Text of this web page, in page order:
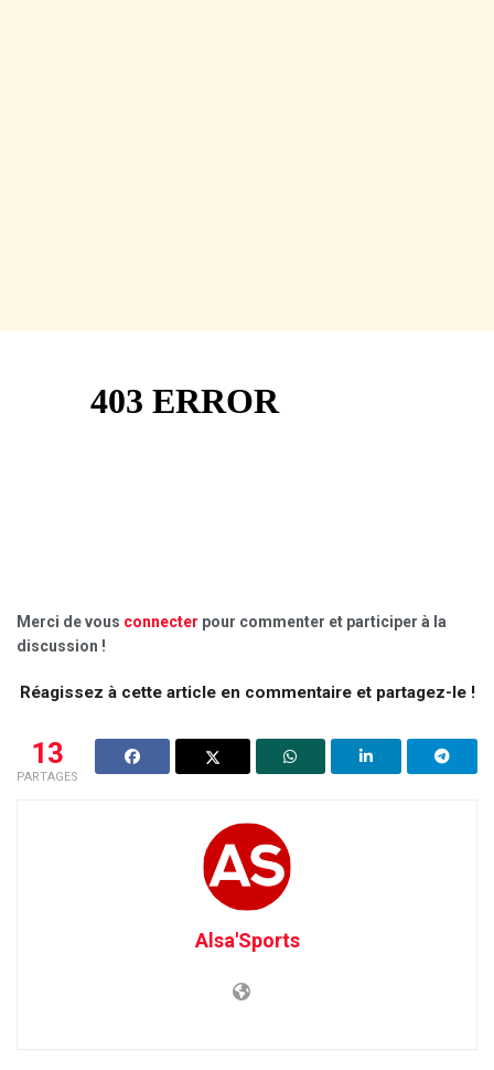
Merci de vous connecter pour commenter et participer à la
discussion !
Réagissez à cette article en commentaire et partagez-le !
13
PARTAGES
Alsa'Sports